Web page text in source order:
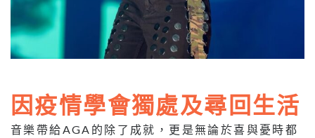
因疫情學會獨處及尋回生活
音樂帶給AGA的除了成就，更是無論於喜與憂時都